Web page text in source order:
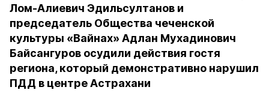
Лом-Алиевич Эдильсултанов и
председатель Общества чеченской
культуры «Вайнах» Адлан Мухадинович
Байсангуров осудили действия гостя
региона, который демонстративно нарушил
ПДД в центре Астрахани